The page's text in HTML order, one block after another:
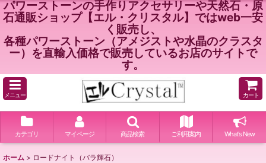
パワーストーンの手作りアクセサリーや天然石・原
石通販ショップ【エル・クリスタル】ではweb一安
く販売し、
各種パワーストーン（アメジストや水晶のクラスタ
ー）を直輸入価格で販売しているお店のサイトで
す。
メニュー カート
カテゴリ マイページ 商品検索 ご利用案内 What's New
ホーム > ロードナイト（バラ輝石）